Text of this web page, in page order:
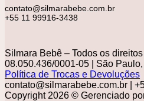
contato@silmarabebe.com.br
+55 11 99916-3438
Silmara Bebê – Todos os
08.050.436/0001-05 | São
Política de Trocas e Devoluções
contato@silmarabebe.com.br |
Copyright 2026 © Gerenciado